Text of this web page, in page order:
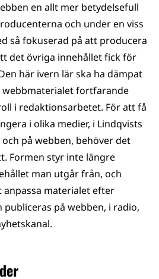
en allt mer betydelsefull
och under en viss
så fokuserad på att producera
det övriga innehållet fick för
här ivern lär ska ha dämpat
webbmaterialet fortfarande
i redaktionsarbetet. För att få
i olika medier, i Lindqvists
på webben, behöver det
Formen styr inte längre
man utgår från, och
materialet efter
på webben, i radio,